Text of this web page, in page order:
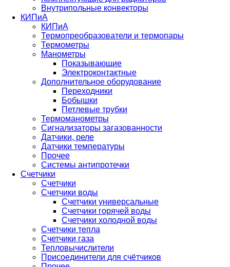
Внутрипольные конвекторы
КИПиА
КИПиА
Термопреобразователи и термопары
Термометры
Манометры
Показывающие
Электроконтактные
Дополнительное оборудование
Переходники
Бобышки
Петлевые трубки
Термоманометры
Сигнализаторы загазованности
Датчики, реле
Датчики температуры
Прочее
Системы антипротечки
Счетчики
Счетчики
Счетчики воды
Счетчики универсальные
Счетчики горячей воды
Счетчики холодной воды
Счетчики тепла
Счетчики газа
Тепловычислители
Присоединители для счётчиков